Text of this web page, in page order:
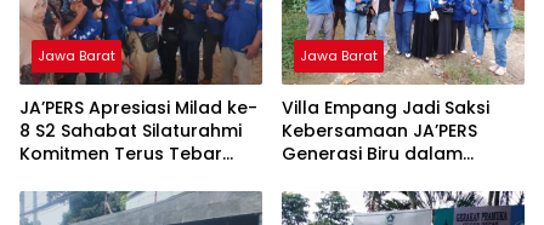
Jawa Barat
JA’PERS Apresiasi Milad ke-
8 S2 Sahabat Silaturahmi
Komitmen Terus Tebar
Jawa Barat
Villa Empang Jadi Saksi
Kebersamaan JA’PERS
Generasi Biru dalam